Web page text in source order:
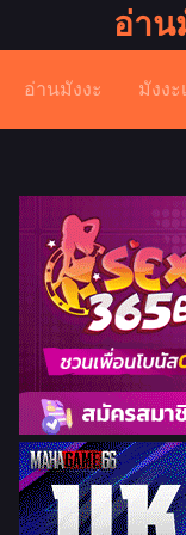
อ่าน
อ่านมังงะ มังง